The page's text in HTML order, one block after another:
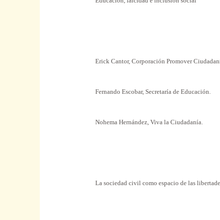
Erick Cantor, Corporación Promover
Fernando Escobar, Secretaría de Educación.
Nohema Hernández, Viva la Ciudadanía.
La sociedad civil como espacio de las